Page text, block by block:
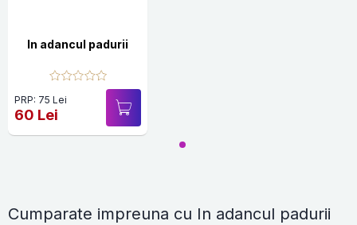
In adancul padurii
PRP: 75 Lei
60 Lei
Cumparate impreuna cu In adancul padurii